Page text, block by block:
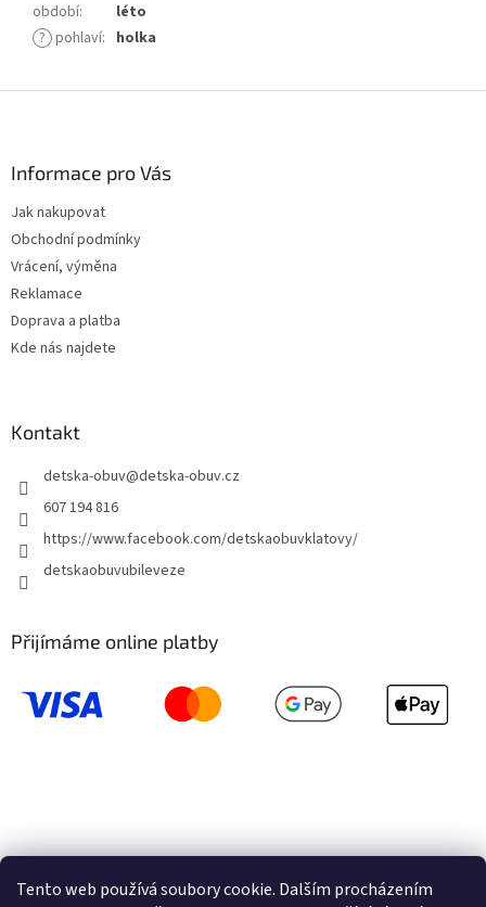
Tento web používá soubory cookie. Dalším procházením
období:
léto
? pohlaví: holka
Informace pro Vás
Jak nakupovat
Obchodní podmínky
Vrácení, výměna
Reklamace
Doprava a platba
Kde nás najdete
Kontakt
detska-obuv@detska-obuv.cz
607 194 816
https://www.facebook.com/detskaobuvklatovy/
detskaobuvubileveze
Přijímáme online platby